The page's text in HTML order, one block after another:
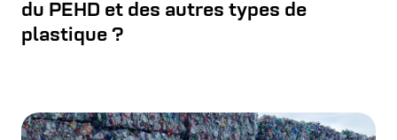
du PEHD et des autres types de
plastique ?